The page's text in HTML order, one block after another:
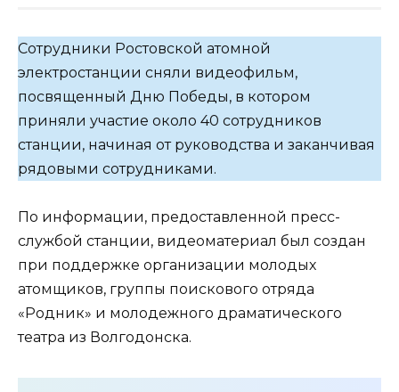
Сотрудники Ростовской атомной
электростанции сняли видеофильм,
посвященный Дню Победы, в котором
приняли участие около 40 сотрудников
станции, начиная от руководства и заканчивая
рядовыми сотрудниками.
По информации, предоставленной пресс-
службой станции, видеоматериал был создан
при поддержке организации молодых
атомщиков, группы поискового отряда
«Родник» и молодежного драматического
театра из Волгодонска.